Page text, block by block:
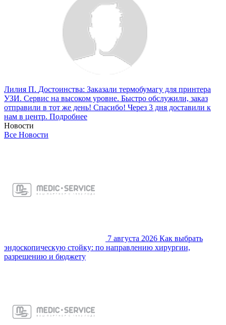
Лилия П. Достоинства: Заказали термобумагу для принтера
УЗИ. Сервис на высоком уровне. Быстро обслужили, заказ
отправили в тот же день! Спасибо! Через 3 дня доставили к
нам в центр. Подробнее
Новости
Все Новости
7 августа 2026 Как выбрать
эндоскопическую стойку: по направлению хирургии,
разрешению и бюджету